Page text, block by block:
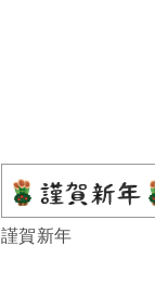
謹賀新年